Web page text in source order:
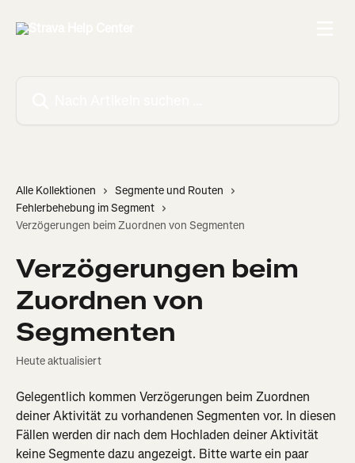
Alle Kollektionen
Segmente und Routen
Fehlerbehebung im Segment
Verzögerungen beim Zuordnen von Segmenten
Verzögerungen beim
Zuordnen von
Segmenten
Heute aktualisiert
Gelegentlich kommen Verzögerungen beim Zuordnen
deiner Aktivität zu vorhandenen Segmenten vor. In diesen
Fällen werden dir nach dem Hochladen deiner Aktivität
keine Segmente dazu angezeigt. Bitte warte ein paar